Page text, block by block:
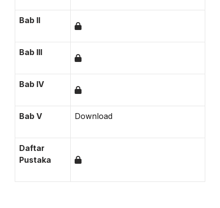
Bab II
Bab III
Bab IV
Bab V Download
Daftar
Pustaka